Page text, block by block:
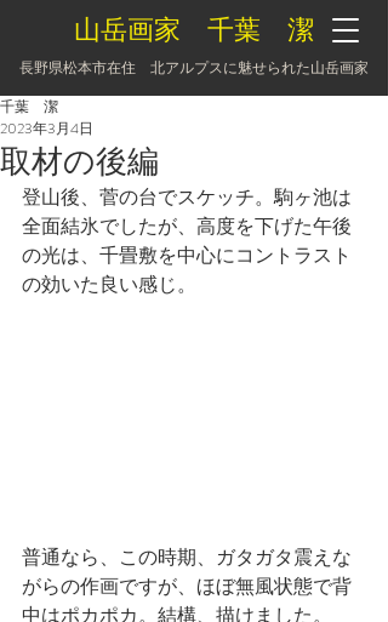
山岳画家 千葉 潔
長野県松本市在住 北アルプスに魅せられた山岳画家
取材の後編
千葉 潔
2023年3月4日
登山後、菅の台でスケッチ。駒ヶ池は
全面結氷でしたが、高度を下げた午後
の光は、千畳敷を中心にコントラスト
の効いた良い感じ。
普通なら、この時期、ガタガタ震えな
がらの作画ですが、ほぼ無風状態で背
中はポカポカ。結構、描けました。